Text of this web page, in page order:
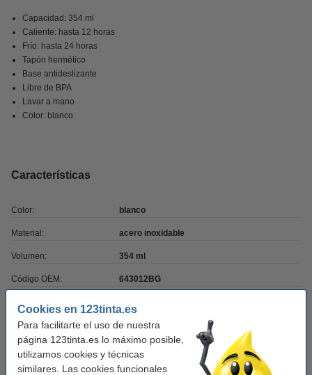
Cookies en 123tinta.es
Para facilitarte el uso de nuestra
página 123tinta.es lo máximo posible,
utilizamos cookies y técnicas
similares. Las cookies funcionales
Capacidad: 354 ml
Caliente: hasta 12 horas
Frío: hasta 24 horas
Tapón hermético
Base antideslizante
Libre de BPA
Lavar a mano
Color: blanco
Características
Color: blanco
Material: acero inoxidable
Volumen: 354 ml
Código OEM: 643012BG
Milan Bolsa Sobre Banca Isotérmica 0,3 litros
6,50 €